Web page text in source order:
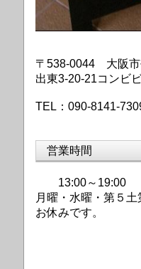
〒538-0044 大阪市
出東3-20-21コンビ
TEL：090-8141-
営業時間
13:00～19:00
月曜・水曜・第 ５
お休みです。